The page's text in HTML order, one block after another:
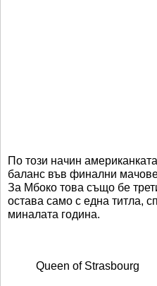
По този начин
баланс във финални
За Мбоко това също бе
остава само с една титла,
миналата година.
Queen of Strasbourg